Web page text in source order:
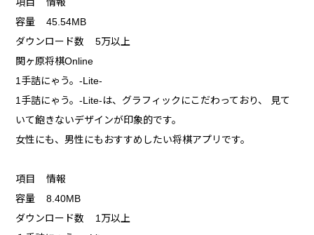
項目 情報
容量 45.54MB
ダウンロード数 5万以上
関ヶ原将棋Online
1手詰にゃう。-Lite-
1手詰にゃう。-Lite-は、グラフィックにこだわっており、 見て
いて飽きないデザインが印象的です。
女性にも、男性にもおすすめしたい将棋アプリです。
項目 情報
容量 8.40MB
ダウンロード数 1万以上